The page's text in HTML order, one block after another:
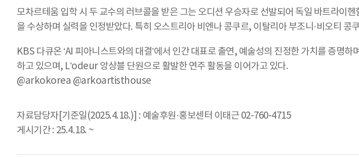
모차르테움 입학 시 두 교수의 러브콜을 받은 그는 오디션 우승자로 선발되어 독일 바트라이
을 수상하며 실력을 인정받았다. 특히 오스트리아 비엔나 콩쿠르, 이탈리아 부조니·비오티
KBS 다큐온 ‘AI 피아니스트와의 대결’에서 인간 대표로 출연, 예술성의 진정한 가치를 증명
하고 있으며, L’odeur 앙상블 단원으로 활발한 연주 활동을 이어가고 있다.
@arkokorea @arkoartisthouse
자료담당자[기준일(2025.4.18.)] : 예술후원·홍보센터 이태근 02-760-4715
게시기간 : 25.4.18. ~